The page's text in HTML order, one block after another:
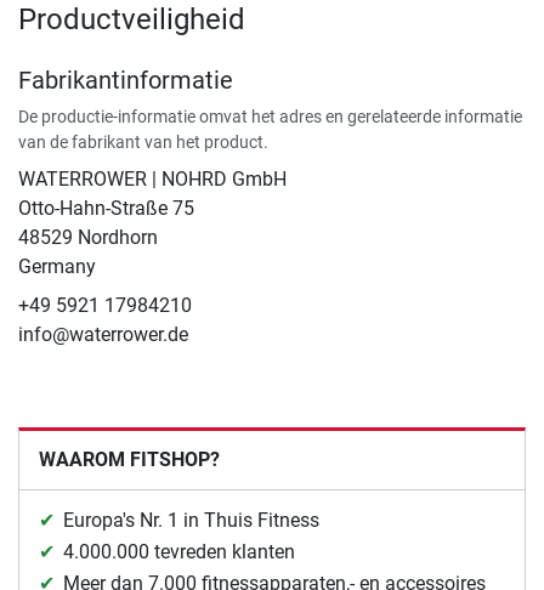
Productveiligheid
Fabrikantinformatie
De productie-informatie omvat het adres en gerelateerde informatie
van de fabrikant van het product.
WATERROWER | NOHRD GmbH
Otto-Hahn-Straße 75
48529 Nordhorn
Germany
+49 5921 17984210
info@waterrower.de
WAAROM FITSHOP?
Europa's Nr. 1 in Thuis Fitness
4.000.000 tevreden klanten
Meer dan 7.000 fitnessapparaten,- en accessoires